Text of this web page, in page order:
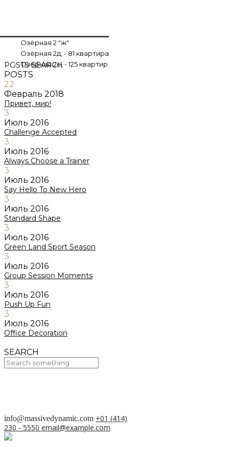
POSTSSEARCH
POSTS
22
Февраль 2018
Привет, мир!
3
Июль 2016
Challenge Accepted
3
Июль 2016
Always Choose a Trainer
3
Июль 2016
Say Hello To New Hero
3
Июль 2016
Standard Shape
3
Июль 2016
Green Land Sport Season
3
Июль 2016
Group Session Moments
3
Июль 2016
Push Up Fun
3
Июль 2016
Office Decoration
SEARCH
info@massivedynamic.com +01 (414)
230 - 5550 email@example.com
Озёрная 2 "ж"
Озёрная 2д, - 81 квартира
Озёрная 2е, - 125 квартир